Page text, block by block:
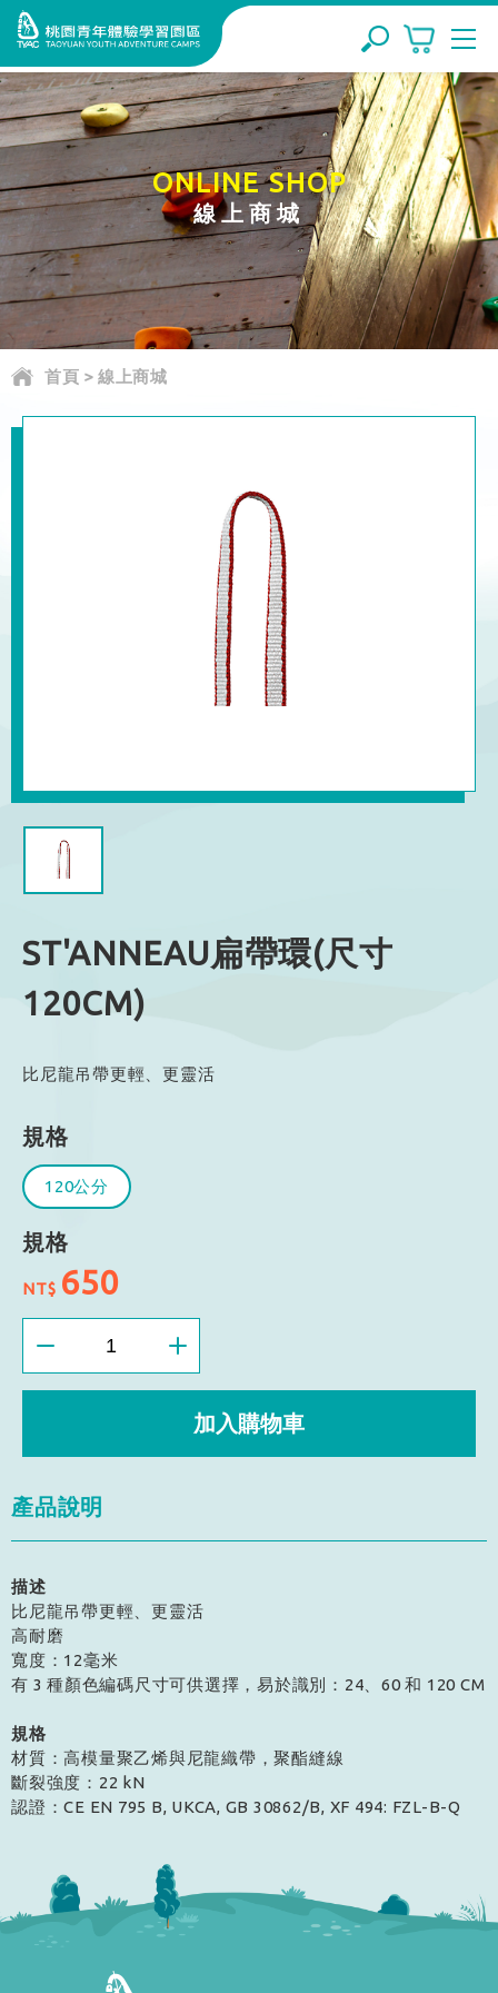
ONLINE SHOP
線上商城
首頁 > 線上商城
ST'ANNEAU扁帶環(尺寸
120CM)
比尼龍吊帶更輕、更靈活
規格
120公分
規格
NT$ 650
加入購物車
產品說明
描述
比尼龍吊帶更輕、更靈活
高耐磨
寬度：12毫米
有 3 種顏色編碼尺寸可供選擇，易於識別：24、60 和 120 CM
規格
材質：高模量聚乙烯與尼龍織帶，聚酯縫線
斷裂強度：22 kN
認證：CE EN 795 B, UKCA, GB 30862/B, XF 494: FZL-B-Q